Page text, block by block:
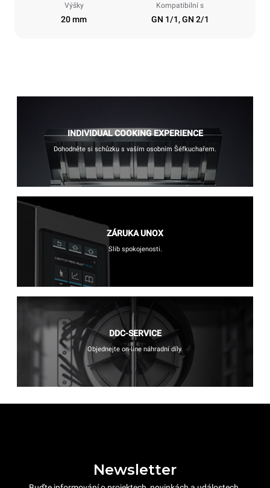
Výšky
20 mm
Kompatibilní s
GN 1/1, GN 2/1
INDIVIDUAL COOKING EXPERIENCE
Dohodněte si schůzku s vaším osobním Šéfkuchařem.
ZÁRUKA UNOX
Slib spokojenosti.
DDC-SERVICE
Objednejte on-line náhradní díly.
Newsletter